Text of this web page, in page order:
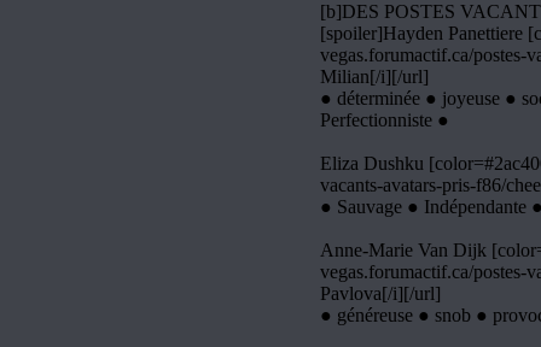
[b]DES POSTES
[spoiler]Hayden Panettiere
vegas.forumactif.ca/postes-
Milian[/i][/url]
● déterminée ● joyeuse ●
Perfectionniste ●
Eliza Dushku
vacants-avatars-pris-f86/
● Sauvage ● Indépendante
Anne-Marie Van Dijk
vegas.forumactif.ca/postes-
Pavlova[/i][/url]
● généreuse ● snob ●